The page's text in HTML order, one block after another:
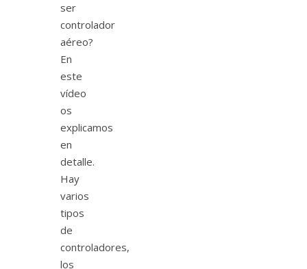
ser
controlador
aéreo?
En
este
vídeo
os
explicamos
en
detalle.
Hay
varios
tipos
de
controladores,
los